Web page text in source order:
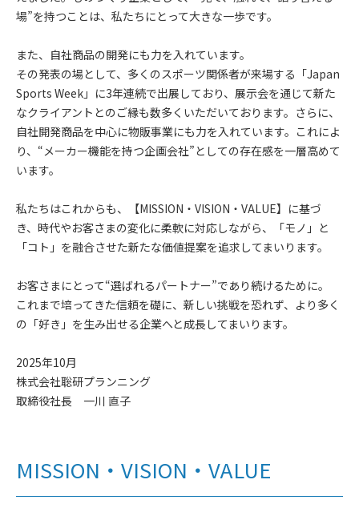
場”を持つことは、私たちにとって大きな一歩です。
また、自社商品の開発にも力を入れています。
その発表の場として、多くのスポーツ関係者が来場する「Japan
Sports Week」に3年連続で出展しており、展示会を通じて新た
なクライアントとのご縁も数多くいただいております。さらに、
自社開発商品を中心に物販事業にも力を入れています。これによ
り、“メーカー機能を持つ企画会社”としての存在感を一層高めて
います。
私たちはこれからも、【MISSION・VISION・VALUE】に基づ
き、時代やお客さまの変化に柔軟に対応しながら、「モノ」と
「コト」を融合させた新たな価値提案を追求してまいります。
お客さまにとって“選ばれるパートナー”であり続けるために。
これまで培ってきた信頼を礎に、新しい挑戦を恐れず、より多く
の「好き」を生み出せる企業へと成長してまいります。
2025年10月
株式会社聡研プランニング
取締役社長 一川 直子
MISSION・VISION・VALUE